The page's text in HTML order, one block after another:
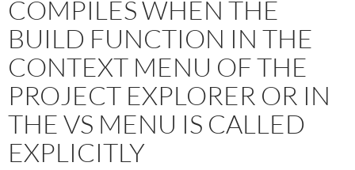
COMPILES WHEN THE
BUILD FUNCTION IN THE
CONTEXT MENU OF THE
PROJECT EXPLORER OR IN
THE VS MENU IS CALLED
EXPLICITLY